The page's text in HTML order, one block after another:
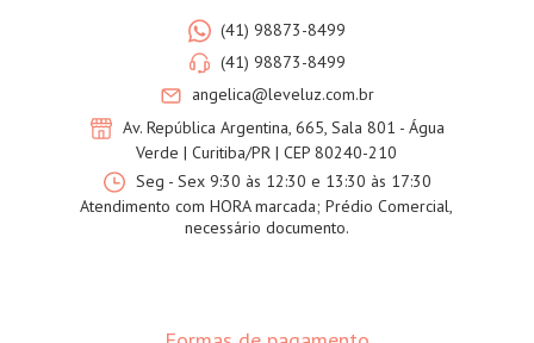
(41) 98873-8499
(41) 98873-8499
angelica@leveluz.com.br
Av. República Argentina, 665, Sala 801 - Água
Verde | Curitiba/PR | CEP 80240-210
Seg - Sex 9:30 às 12:30 e 13:30 às 17:30
Atendimento com HORA marcada; Prédio Comercial,
necessário documento.